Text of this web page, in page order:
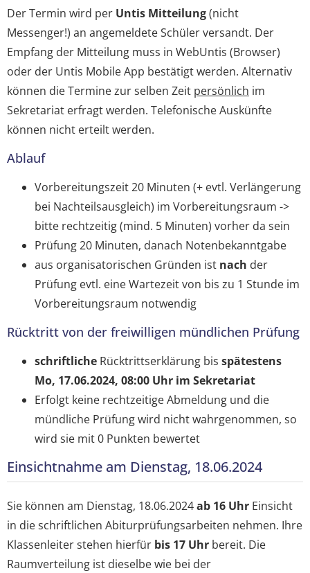
Der Termin wird per Untis Mitteilung(nicht
Messenger!) an angemeldete Schüler versandt. Der
Empfang der Mitteilung muss in WebUntis (Browser)
oder der Untis Mobile App bestätigt werden. Alternativ
können die Termine zur selben Zeit persönlich im
Sekretariat erfragt werden. Telefonische Auskünfte
können nicht erteilt werden.
Ablauf
Vorbereitungszeit 20 Minuten (+ evtl. Verlängerung
bei Nachteilsausgleich) im Vorbereitungsraum ->
bitte rechtzeitig (mind. 5 Minuten) vorher da sein
Prüfung 20 Minuten, danach Notenbekanntgabe
aus organisatorischen Gründen ist nach der
Prüfung evtl. eine Wartezeit von bis zu 1 Stunde im
Vorbereitungsraum notwendig
Rücktritt von der freiwilligen mündlichen Prüfung
schriftlicheRücktrittserklärung bis spätestens
Mo, 17.06.2024, 08:00 Uhr im Sekretariat
Erfolgt keine rechtzeitige Abmeldung und die
mündliche Prüfung wird nicht wahrgenommen, so
wird sie mit 0 Punkten bewertet
Einsichtnahme am Dienstag, 18.06.2024
Sie können am Dienstag, 18.06.2024ab 16 UhrEinsicht
in die schriftlichen Abiturprüfungsarbeiten nehmen. Ihre
Klassenleiter stehen hierfür bis 17 Uhrbereit. Die
Raumverteilung ist dieselbe wie bei der